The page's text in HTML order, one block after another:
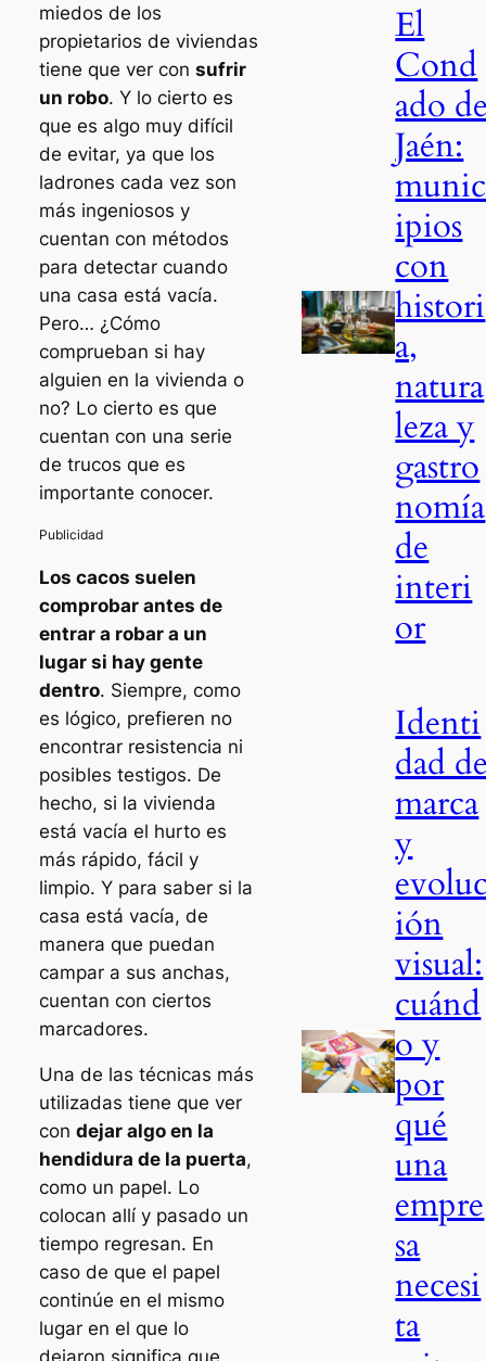
miedos de los
propietarios de viviendas
tiene que ver con sufrir
un robo. Y lo cierto es
que es algo muy difícil
de evitar, ya que los
ladrones cada vez son
más ingeniosos y
cuentan con métodos
para detectar cuando
una casa está vacía.
Pero… ¿Cómo
comprueban si hay
alguien en la vivienda o
no? Lo cierto es que
cuentan con una serie
de trucos que es
importante conocer.
Los cacos suelen
comprobar antes de
entrar a robar a un
lugar si hay gente
dentro. Siempre, como
es lógico, prefieren no
encontrar resistencia ni
posibles testigos. De
hecho, si la vivienda
está vacía el hurto es
más rápido, fácil y
limpio. Y para saber si la
casa está vacía, de
manera que puedan
campar a sus anchas,
cuentan con ciertos
marcadores.
Una de las técnicas más
utilizadas tiene que ver
con dejar algo en la
hendidura de la puerta,
como un papel. Lo
colocan allí y pasado un
tiempo regresan. En
caso de que el papel
continúe en el mismo
lugar en el que lo
El
Cond
ado
Jaén:
munic
ipios
con
histori
a,
natura
leza y
gastro
nomía
de
interi
or
Identi
dad
marca
y
ión
visual:
cuánd
o y
por
qué
una
empre
sa
necesi
ta